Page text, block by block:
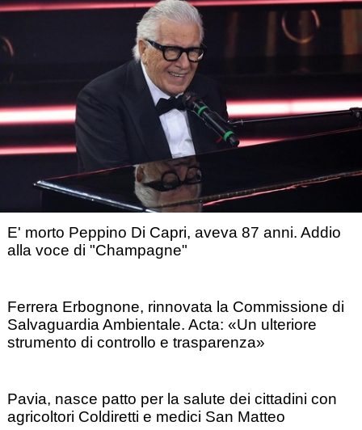
E' morto Peppino Di Capri, aveva 87 anni. Addio
alla voce di "Champagne"
Ferrera Erbognone, rinnovata la Commissione di
Salvaguardia Ambientale. Acta: «Un ulteriore
strumento di controllo e trasparenza»
Pavia, nasce patto per la salute dei cittadini con
agricoltori Coldiretti e medici San Matteo